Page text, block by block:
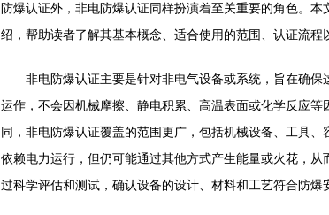
防爆认证外，非电防爆认证同样扮演着至关重要的角色。
绍，帮助读者了解其基本概念、适合使用的范围、认证流程
非电防爆认证主要是针对非电气设备或系统，旨在确保
运作，不会因机械摩擦、静电积累、高温表面或化学反应等
同，非电防爆认证覆盖的范围更广，包括机械设备、工具
依赖电力运行，但仍可能通过其他方式产生能量或火花，从
过科学评估和测试，确认设备的设计、材料和工艺符合防爆